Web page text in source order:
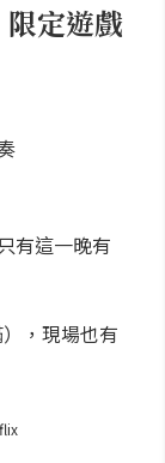
定遊戲
有這一晚有
），現場也有